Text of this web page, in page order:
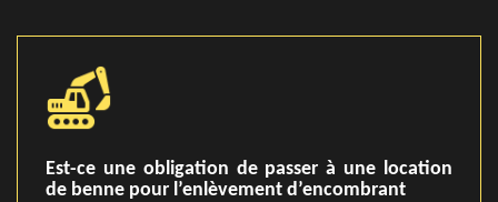
Est-ce une obligation de passer à une location
de benne pour l’enlèvement d’encombrant